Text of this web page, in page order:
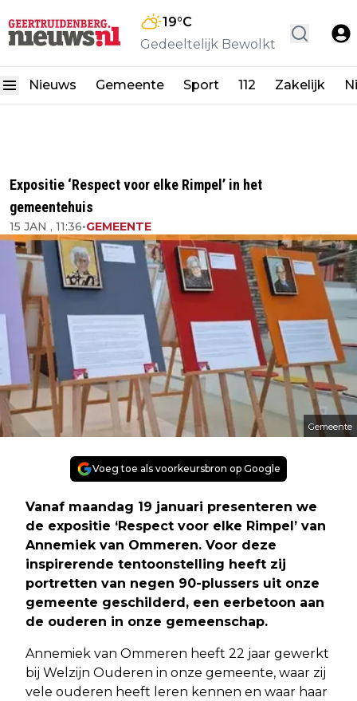
19°C
Gedeeltelijk Bewolkt
Nieuws Gemeente Sport 112 Zakelijk
Expositie ‘Respect voor elke Rimpel’ in het
gemeentehuis
15 JAN , 11:36•GEMEENTE
Gemeente
Voeg toe als voorkeursbron op Google
Vanaf maandag 19 januari presenteren we
de expositie ‘Respect voor elke Rimpel’ van
Annemiek van Ommeren. Voor deze
inspirerende tentoonstelling heeft zij
portretten van negen 90-plussers uit onze
gemeente geschilderd, een eerbetoon aan
de ouderen in onze gemeenschap.
Annemiek van Ommeren heeft 22 jaar gewerkt
bij Welzijn Ouderen in onze gemeente, waar zij
vele ouderen heeft leren kennen en waar haar